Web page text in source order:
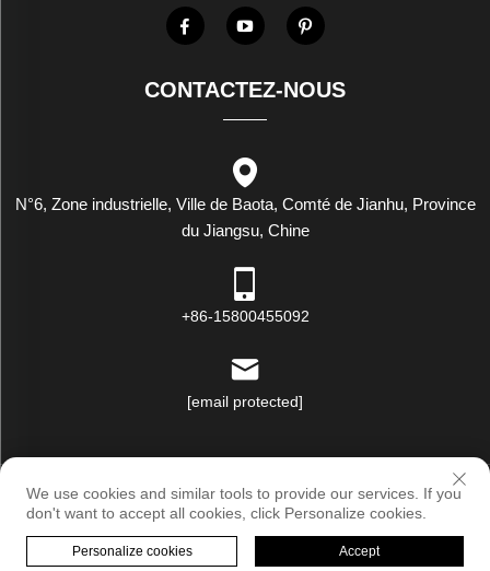
CONTACTEZ-NOUS
N°6, Zone industrielle, Ville de Baota, Comté de Jianhu, Province
du Jiangsu, Chine
+86-15800455092
[email protected]
Droits d'auteur © Luxstar Industrie (Jiangsu) Co., Ltd. Tous droits
réservés | Politique de confidentialité
We use cookies and similar tools to provide our services. If you
don't want to accept all cookies, click Personalize cookies.
Personalize cookies Accept